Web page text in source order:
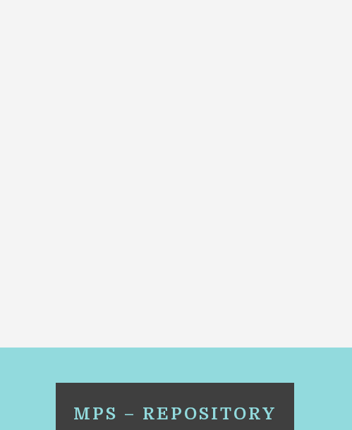
MPS – REPOSITORY